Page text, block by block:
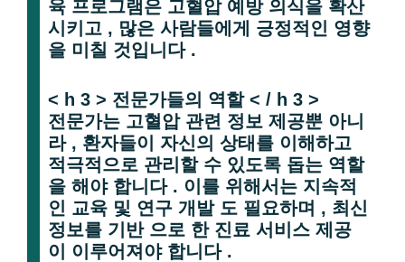
육 프로그램은 고혈압 예방 의식을 확산
시키고 , 많은 사람들에게 긍정적인 영향
을 미칠 것입니다 .
< h 3 > 전문가들의 역할 < / h 3 >
전문가는 고혈압 관련 정보 제공뿐 아니
라 , 환자들이 자신의 상태를 이해하고
적극적으로 관리할 수 있도록 돕는 역할
을 해야 합니다 . 이를 위해서는 지속적
인 교육 및 연구 개발 도 필요하며 , 최신
정보를 기반 으로 한 진료 서비스 제공
이 이루어져야 합니다 .